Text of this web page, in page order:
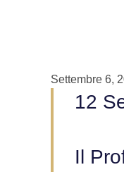
Settembre 6,
12
Il